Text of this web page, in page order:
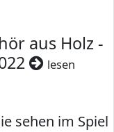
aus Holz -
lesen
sehen im Spiel